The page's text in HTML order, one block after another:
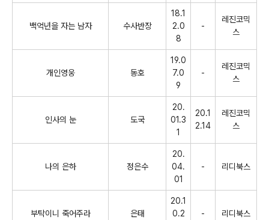
백억년을 자는 남자 수사반장
18.1
2.0
8
-
레진코믹
스
개인영웅 동호
19.0
7.0
9
-
레진코믹
스
인사의 눈 도국
20.
01.3
1
20.1
2.14
레진코믹
스
나의 은하 정은수
20.
04.
01
- 리디북스
부탁이니 죽어주라 은태
20.1
0.2
- 리디북스